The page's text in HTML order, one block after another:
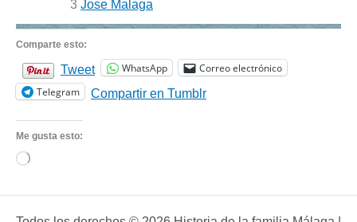
3 Jose Malaga
Comparte esto:
Tweet WhatsApp
Correo electrónico
Telegram
Compartir en Tumblr
Me gusta esto:
Cargando...